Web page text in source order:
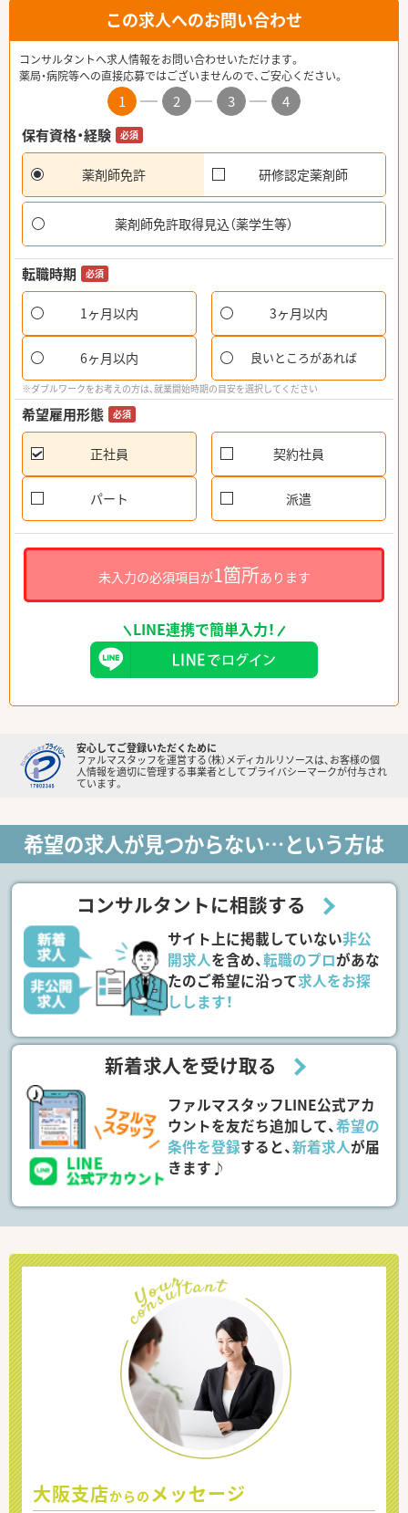
この求人へのお問い合わせ
コンサルタントへ求人情報をお問い合わせいただけます。
薬局・病院等への直接応募ではございませんので、ご安心ください。
1 2 3
4
保有資格・経験
必須
薬剤師免許 研修認定薬剤師
薬剤師免許取得見込（薬学生等）
転職時期 必須
1ヶ月以内 3ヶ月以内
6ヶ月以内 良いところがあれば
※ダブルワークをお考えの方は、就業開始時期の目安を選択してください
希望雇用形態 必須
正社員 契約社員
パート 派遣
未入力の必須項目が1箇所あります
LINE連携で簡単入力！
安心してご登録いただくために
ファルマスタッフを運営する（株）メディカルリソースは、お客様の個
人情報を適切に管理する事業者としてプライバシーマークが付与され
ています。
希望の求人が見つからない…という方は
コンサルタントに相談する
サイト上に掲載していない非公
開求人を含め、転職のプロがあな
たのご希望に沿って求人をお探
しします！
新着求人を受け取る
ファルマスタッフLINE公式アカ
ウントを友だち追加して、希望の
条件を登録すると、新着求人が届
きます♪
大阪支店からの メッセージ